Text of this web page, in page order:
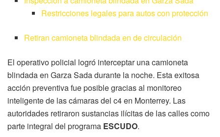
Restricciones legales para autos con protección
Retiran camioneta blindada en de circulación
El operativo policial logró interceptar una camioneta
blindada en Garza Sada durante la noche. Esta exitosa
acción preventiva fue posible gracias al monitoreo
inteligente de las cámaras del c4 en Monterrey. Las
autoridades retiraron sustancias ilícitas de las calles como
parte integral del programa ESCUDO.